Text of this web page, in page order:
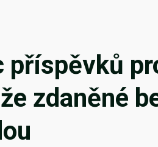
příspěvků
zdaněné